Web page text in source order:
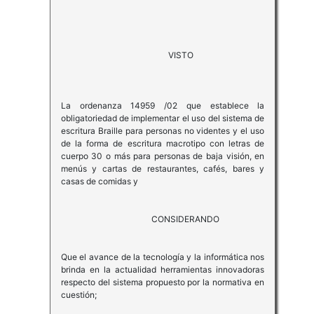
VISTO
La ordenanza 14959 /02 que establece la
obligatoriedad de implementar el uso del sistema de
escritura Braille para personas no videntes y el uso
de la forma de escritura macrotipo con letras de
cuerpo 30 o más para personas de baja visión, en
menús y cartas de restaurantes, cafés, bares y
casas de comidas y
CONSIDERANDO
Que el avance de la tecnología y la informática nos
brinda en la actualidad herramientas innovadoras
respecto del sistema propuesto por la normativa en
cuestión;